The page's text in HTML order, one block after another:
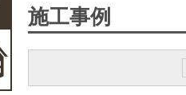
施工事例